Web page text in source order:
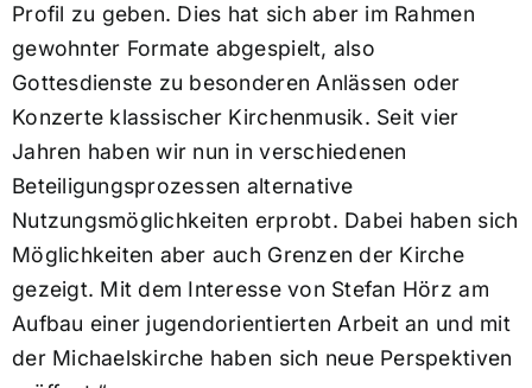
Profil zu geben. Dies hat sich aber im Rahmen
gewohnter Formate abgespielt, also
Gottesdienste zu besonderen Anlässen oder
Konzerte klassischer Kirchenmusik. Seit vier
Jahren haben wir nun in verschiedenen
Beteiligungsprozessen alternative
Nutzungsmöglichkeiten erprobt. Dabei haben sich
Möglichkeiten aber auch Grenzen der Kirche
gezeigt. Mit dem Interesse von Stefan Hörz am
Aufbau einer jugendorientierten Arbeit an und mit
der Michaelskirche haben sich neue Perspektiven